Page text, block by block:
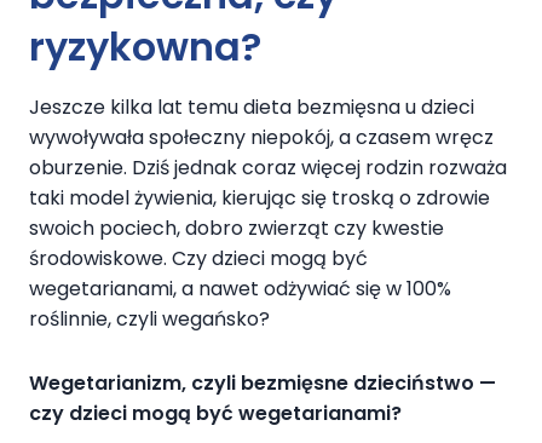
ryzykowna?
Jeszcze kilka lat temu dieta bezmięsna u dzieci
wywoływała społeczny niepokój, a czasem wręcz
oburzenie. Dziś jednak coraz więcej rodzin rozważa
taki model żywienia, kierując się troską o zdrowie
swoich pociech, dobro zwierząt czy kwestie
środowiskowe. Czy dzieci mogą być
wegetarianami, a nawet odżywiać się w 100%
roślinnie, czyli wegańsko?
Wegetarianizm, czyli bezmięsne dzieciństwo —
czy dzieci mogą być wegetarianami?